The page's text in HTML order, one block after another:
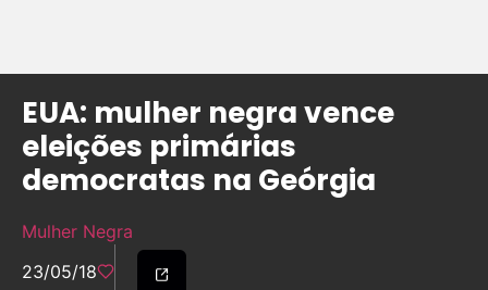
EUA: mulher negra vence
eleições primárias
democratas na Geórgia
Mulher Negra
23/05/18